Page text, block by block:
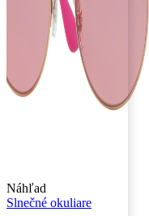
Náhľad
Slnečné okuliare